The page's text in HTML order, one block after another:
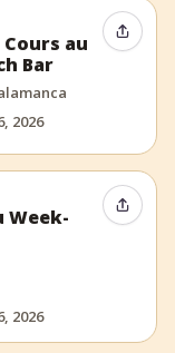
au
Bar
2026
Week-
2026